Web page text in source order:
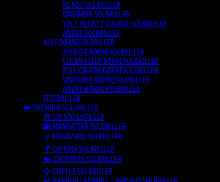
RUNDE SOLBRILLER
WAYFARER SOLBRILLER
Y2K / RETRO / VINTAGE SOLBRILLER
ANDRE SOLBRILLER
ALLE BØRNESOLBRILLER
AVIATOR BØRNESOLBRILLER
CLUBMASTER BØRNESOLBRILLER
MILLIONAIRE BØRNESOLBRILLER
WAYFARER BØRNESOLBRILLER
ANDRE BØRNESOLBRILLER
FESTBRILLER
👑 PREMIUM SOLBRILLER
😎 LOCS SOLBRILLER
🌆 MANHATTAN SOLBRILLER
☣️ BIOHAZARD SOLBRILLER
🌴 CAPRAIA SOLBRILLER
🏍️ CHOPPERS SOLBRILLER
💎 GISELLE SOLBRILLER